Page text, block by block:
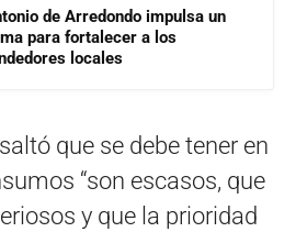
de Arredondo impulsa un
para fortalecer a los
locales
que se debe tener en
“son escasos, que
y que la prioridad